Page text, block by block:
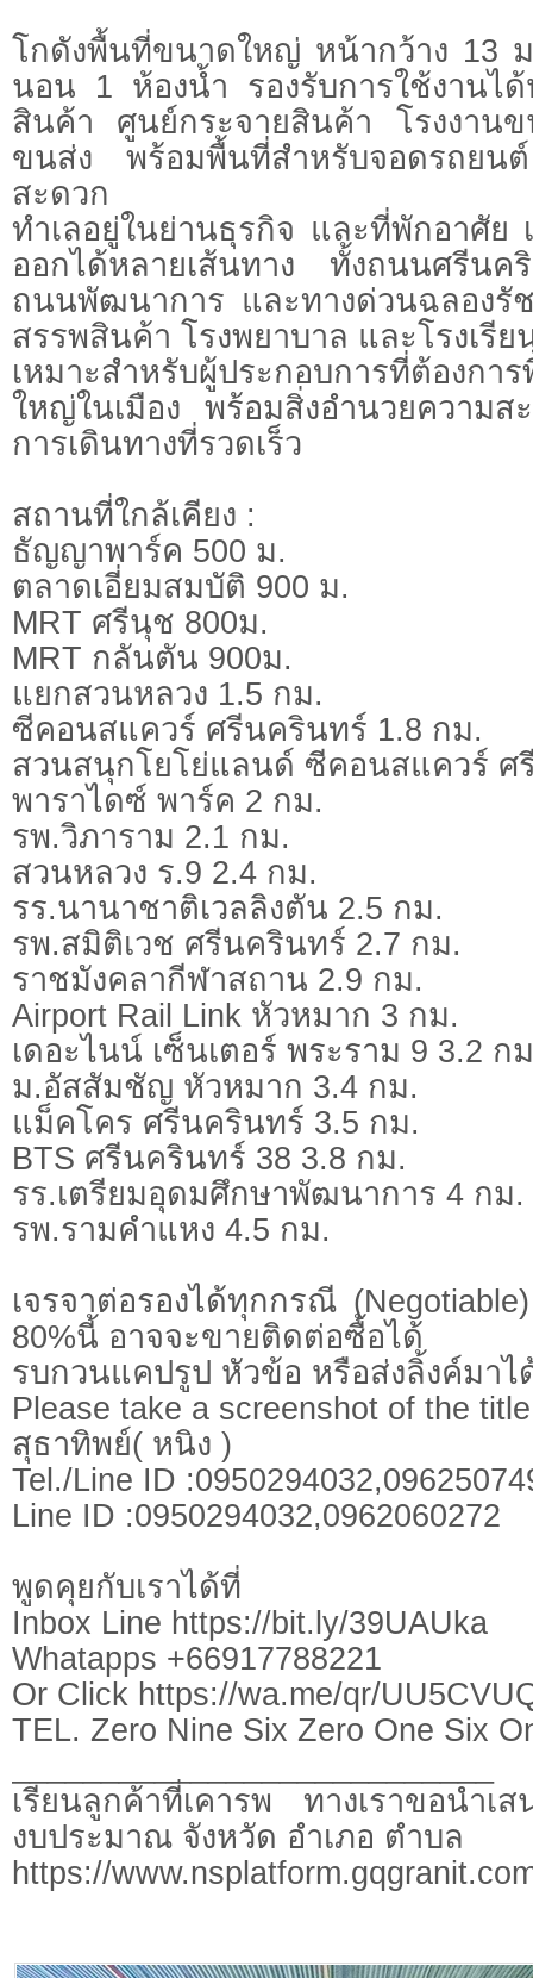
โกดังพื้นที่ขนาดใหญ่ หน้ากว้าง 13
นอน 1 ห้องน้ำ รองรับการใช้งานไ
สินค้า ศูนย์กระจายสินค้า โรงงาน
ขนส่ง พร้อมพื้นที่สำหรับจอดรถยน
สะดวก
ทำเลอยู่ในย่านธุรกิจ และที่พักอาศัย
ออกได้หลายเส้นทาง ทั้งถนนศรีน
ถนนพัฒนาการ และทางด่วนฉลองรั
สรรพสินค้า โรงพยาบาล และโรงเรี
เหมาะสำหรับผู้ประกอบการที่ต้องกา
ใหญ่ในเมือง พร้อมสิ่งอำนวยความ
การเดินทางที่รวดเร็ว
สถานที่ใกล้เคียง :
ธัญญาพาร์ค 500 ม.
ตลาดเอี่ยมสมบัติ 900 ม.
MRT ศรีนุช 800ม.
MRT กลันตัน 900ม.
แยกสวนหลวง 1.5 กม.
ซีคอนสแควร์ ศรีนครินทร์ 1.8 กม.
สวนสนุกโยโย่แลนด์ ซีคอนสแควร์ ศ
พาราไดซ์ พาร์ค 2 กม.
รพ.วิภาราม 2.1 กม.
สวนหลวง ร.9 2.4 กม.
รร.นานาชาติเวลลิงตัน 2.5 กม.
รพ.สมิติเวช ศรีนครินทร์ 2.7 กม.
ราชมังคลากีฬาสถาน 2.9 กม.
Airport Rail Link หัวหมาก 3 กม.
เดอะไนน์ เซ็นเตอร์ พระราม 9 3.2 ก
ม.อัสสัมชัญ หัวหมาก 3.4 กม.
แม็คโคร ศรีนครินทร์ 3.5 กม.
BTS ศรีนครินทร์ 38 3.8 กม.
รร.เตรียมอุดมศึกษาพัฒนาการ 4 กม.
รพ.รามคำแหง 4.5 กม.
เจรจาต่อรองได้ทุกกรณี
80%นี้ อาจจะขายติดต่อซื้อได้
รบกวนแคปรูป หัวข้อ หรือส่งลิ้งค์มาไ
Please take a screenshot of the
สุธาทิพย์( หนิง )
Tel./Line ID
Line ID :0950294032,0962060272
พูดคุยกับเราได้ที่
Inbox Line https://bit.ly/39UAUka
Whatapps +66917788221
Or Click https://wa.me/qr/
TEL. Zero Nine Six Zero One Six
เรียนลูกค้าที่เคารพ ทางเราขอนำเ
งบประมาณ จังหวัด อำเภอ ตำบล
https://